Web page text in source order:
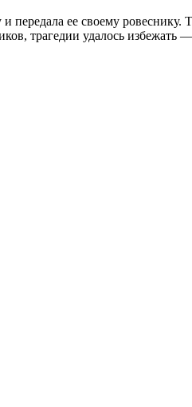
передала ее своему ровеснику.
трагедии удалось избежать